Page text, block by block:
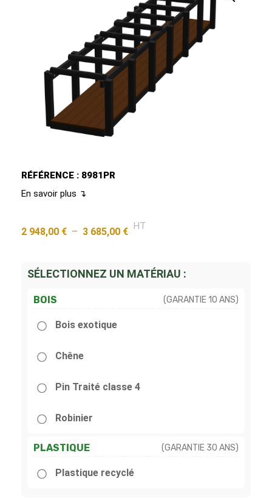
RÉFÉRENCE : 8981PR
En savoir plus ↴
2 948,00 € – 3 685,00 € HT
SÉLECTIONNEZ UN MATÉRIAU :
BOIS (GARANTIE 10 ANS)
Bois exotique
Chêne
Pin Traité classe 4
Robinier
PLASTIQUE (GARANTIE 30 ANS)
Plastique recyclé